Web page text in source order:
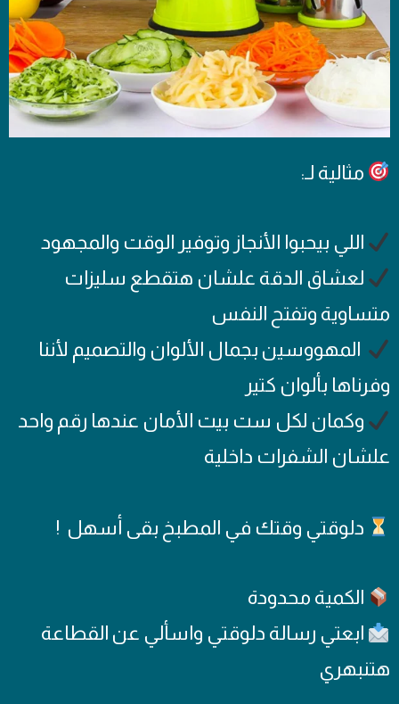
مثالية لـ:
اللي بيحبوا الأنجاز وتوفير الوقت والمجهود
لعشاق الدقة علشان هتقطع سليزات
متساوية وتفتح النفس
المهووسين بجمال الألوان والتصميم لأننا
وفرناها بألوان كتير
وكمان لكل ست بيت الأمان عندها رقم واحد
علشان الشفرات داخلية
دلوقتي وقتك في المطبخ بقى أسهل !
الكمية محدودة
ابعتي رسالة دلوقتي واسألي عن القطاعة
هتنبهري